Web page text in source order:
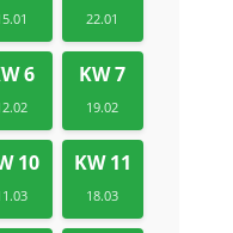
22.01
6 KW 7
19.02
10 KW 11
18.03